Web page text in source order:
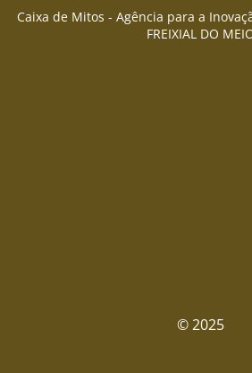
Caixa de Mitos - Agência para a
FREIXIAL DO
© 2025